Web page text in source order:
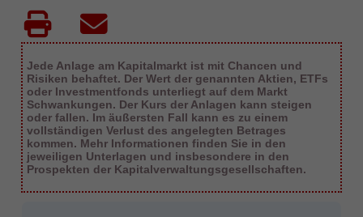
Jede Anlage am Kapitalmarkt ist mit Chancen und
Risiken behaftet. Der Wert der genannten Aktien, ETFs
oder Investmentfonds unterliegt auf dem Markt
Schwankungen. Der Kurs der Anlagen kann steigen
oder fallen. Im äußersten Fall kann es zu einem
vollständigen Verlust des angelegten Betrages
kommen. Mehr Informationen finden Sie in den
jeweiligen Unterlagen und insbesondere in den
Prospekten der Kapitalverwaltungsgesellschaften.